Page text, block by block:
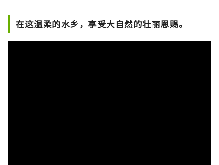
在这温柔的水乡，享受大自然的壮丽恩赐。